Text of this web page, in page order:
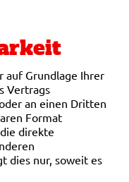
auf Grundlage Ihrer
Vertrags
an einen Dritten
Format
direkte
dies nur, soweit es